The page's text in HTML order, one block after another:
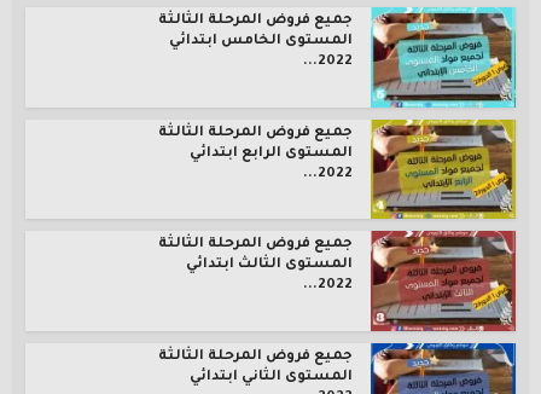
جميع فروض المرحلة الثالثة
المستوى الخامس ابتدائي
2022...
جميع فروض المرحلة الثالثة
المستوى الرابع ابتدائي
2022...
جميع فروض المرحلة الثالثة
المستوى الثالث ابتدائي
2022...
جميع فروض المرحلة الثالثة
المستوى الثاني ابتدائي